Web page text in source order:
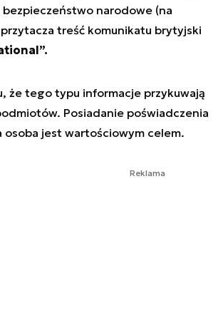
narodowe (na
treść komunikatu brytyjski
że tego typu informacje przykuwają
Posiadanie poświadczenia
osoba jest wartościowym celem.
Reklama